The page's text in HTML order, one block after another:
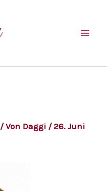
/ Von Daggi /26. Juni